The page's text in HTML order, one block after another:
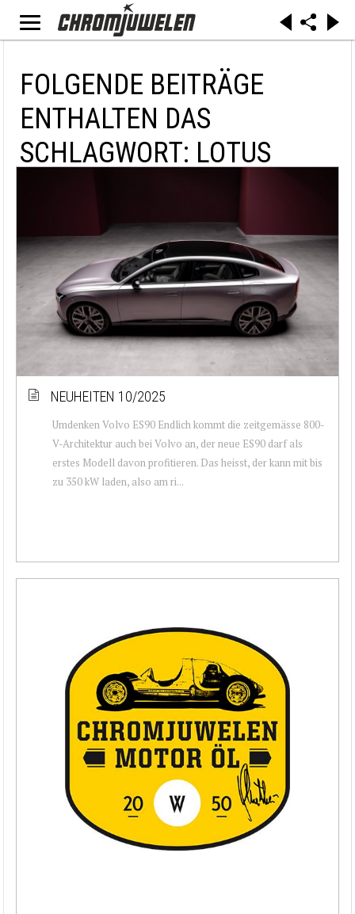
FOLGENDE BEITRÄGE
ENTHALTEN DAS
SCHLAGWORT: LOTUS
NEUHEITEN 10/2025
Umdenken Volvo ES90 Endlich kommt die zeitgemässe 800-
V-Architektur auch bei Volvo an, der neue ES90 darf als
erstes Modell davon profitieren. Das heisst, der kann mit bis
zu 350 kW laden, also am ri...